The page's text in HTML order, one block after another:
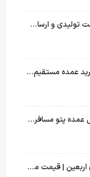
فروش عمده پتو یک‌نفره پریما با قیمت تولیدی و ارسال به سراسر کشور
قیمت پتو یک‌نفره ضخیم گلبافت | خرید عمده مستقیم با بهترین قیمت
قیمت پتو سبک سنس | خرید و پخش عمده پتو مسافرتی Sense
خرید عمده پتو مینک برای موکب‌های اربعین | قیمت مناسب و ارسال سریع